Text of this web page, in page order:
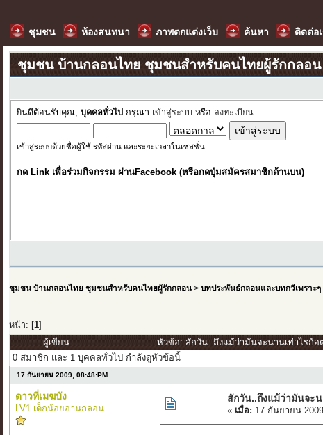
ชุมชน ห้องสนทนา ภาพตกแต่งเว็บ ค้นหา ติดต่อ
ชุมชน บ้านกลอนไทย ชุมชนสำหรับคนไทยผู้รักกลอน
ยินดีต้อนรับคุณ,บุคคลทั่วไป กรุณา เข้าสู่ระบบ หรือ ลงทะเบียน
เข้าสู่ระบบด้วยชื่อผู้ใช้ รหัสผ่าน และระยะเวลาในเซสชั่น
กด Link เพื่อร่วมกิจกรรม ผ่านFacebook (หรือกดปุ่มสมัครสมาชิกด้านบน)
ชุมชน บ้านกลอนไทย ชุมชนสำหรับคนไทยผู้รักกลอน >บทประพันธ์กลอนและบทกวีเพราะๆ
หน้า: [1
ผู้เขียน
หัวข้อ: สักวัน..ถึงแม้ว่ามันจะนานเท่าไรก้อ
0 สมาชิก และ 1 บุคคลทั่วไป กำลังดูหัวข้อนี้
17 กันยายน 2009, 08:48:PM
ดาวที่เมฆบัง
LV1 เด็กน้อยอ่านกลอน
สักวัน..ถึงแม้ว่ามันจะ
« เมื่อ: 17 กันยายน